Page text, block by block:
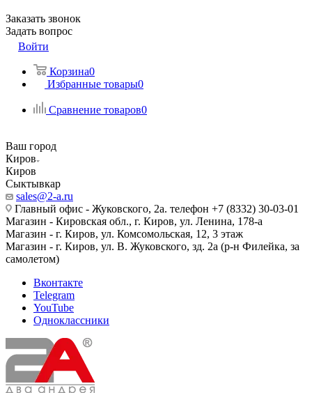
Заказать звонок
Задать вопрос
Войти
Корзина0
Избранные товары0
Сравнение товаров0
Ваш город
Киров
Киров
Сыктывкар
sales@2-a.ru
Главный офис - Жуковского, 2а. телефон +7 (8332) 30-03-01
Магазин - Кировская обл., г. Киров, ул. Ленина, 178-а
Магазин - г. Киров, ул. Комсомольская, 12, 3 этаж
Магазин - г. Киров, ул. В. Жуковского, зд. 2а (р-н Филейка, за
самолетом)
Вконтакте
Telegram
YouTube
Одноклассники